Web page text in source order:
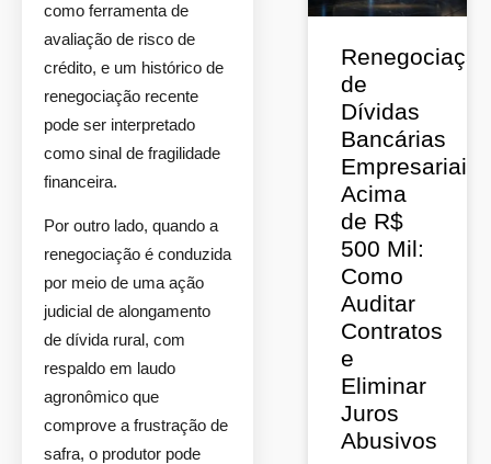
como ferramenta de
avaliação de risco de
crédito, e um histórico de
renegociação recente
pode ser interpretado
como sinal de fragilidade
financeira.
Por outro lado, quando a
renegociação é conduzida
por meio de uma ação
judicial de alongamento
de dívida rural, com
respaldo em laudo
agronômico que
comprove a frustração de
safra, o produtor pode
Renegociação
de
Dívidas
Bancárias
Empresariais
Acima
de R$
500 Mil:
Como
Auditar
Contratos
e
Eliminar
Juros
Abusivos